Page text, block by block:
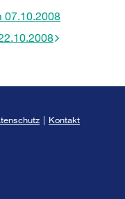
07.10.2008
| Kontakt